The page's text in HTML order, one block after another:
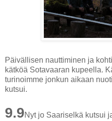
Päivällisen nauttiminen ja
kätköä Sotavaaran kupeella.
turinoimme jonkun aikaan
kutsui.
9.9Nyt jo Saariselkä kutsui